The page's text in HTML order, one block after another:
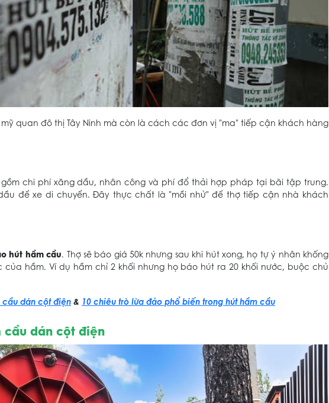
quan đô thị Tây Ninh mà còn là cách các đơn vị "ma" tiếp cận khách hàng
chi phí xăng dầu, nhân công và phí đổ thải hợp pháp tại bãi tập trung.
để xe di chuyển. Đây thực chất là "mồi nhử" để thợ tiếp cận nhà khách
hút hầm cầu. Thợ sẽ báo giá 50k nhưng sau khi hút xong, họ tự ý nhân khống
hầm. Ví dụ hầm chỉ 2 khối nhưng họ báo hút ra 20 khối nước, buộc chủ
dán cột điện& 10 chiêu trò lừa đảo phổ biến trong hút hầm cầu
cầu dán cột điện